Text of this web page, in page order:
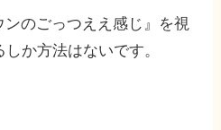
のごっつええ感じ』を視
か方法はないです。